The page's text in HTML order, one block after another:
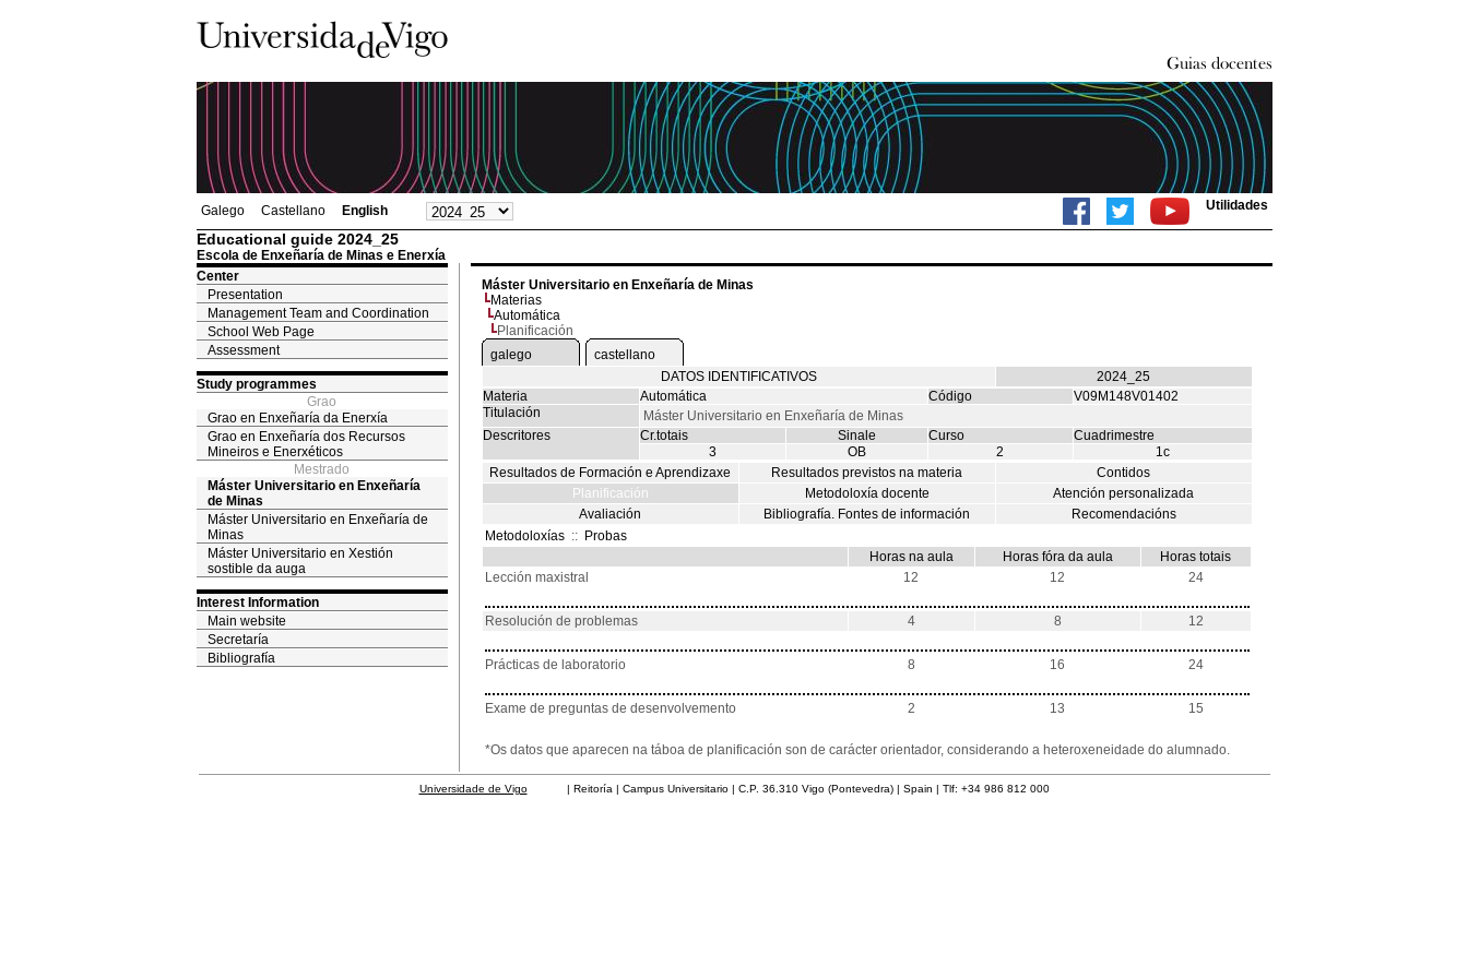
Galego Castellano English Utilidades
Educational guide 2024_25
Escola de Enxeñaría de Minas e Enerxía
Center
Presentation
Management Team and Coordination
School Web Page
Assessment
Study programmes
Grao
Grao en Enxeñaría da Enerxía
Grao en Enxeñaría dos Recursos
Mineiros e Enerxéticos
Mestrado
Máster Universitario en Enxeñaría
de Minas
Máster Universitario en Enxeñaría de
Minas
Máster Universitario en Xestión
sostible da auga
Interest Information
Main website
Secretaría
Bibliografía
Máster Universitario en Enxeñaría de Minas
Materias
Automática
Planificación
galego
castellano
DATOS IDENTIFICATIVOS
2024_25
Materia
Automática Código
V09M148V01402
Titulación
Máster Universitario en Enxeñaría de Minas
Descritores
Cr.totais Sinale Curso
Cuadrimestre
3
OB 2
1c
Resultados de Formación e Aprendizaxe
Resultados previstos na materia
Contidos
Planificación
Metodoloxía docente
Atención personalizada
Avaliación
Bibliografía. Fontes de información
Recomendacións
Metodoloxías:: Probas
Horas na aula
Horas fóra da aula
Horas totais
Lección maxistral
12 12 24
Resolución de problemas 4 8 12
Prácticas de laboratorio 8 16 24
Exame de preguntas de desenvolvemento 2 13 15
*Os datos que aparecen na táboa de planificación son de carácter orientador, considerando a heteroxeneidade do alumnado.
Universidade de Vigo| Reitoría | Campus Universitario | C.P. 36.310 Vigo (Pontevedra) | Spain | Tlf: +34 986 812 000